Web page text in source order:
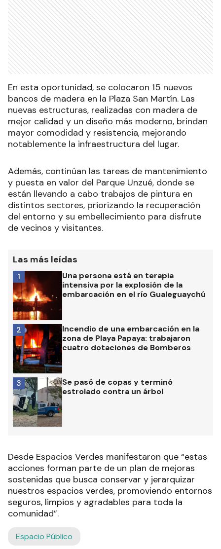
En esta oportunidad, se colocaron 15 nuevos
bancos de madera en la Plaza San Martín. Las
nuevas estructuras, realizadas con madera de
mejor calidad y un diseño más moderno, brindan
mayor comodidad y resistencia, mejorando
notablemente la infraestructura del lugar.
Además, continúan las tareas de mantenimiento
y puesta en valor del Parque Unzué, donde se
están llevando a cabo trabajos de pintura en
distintos sectores, priorizando la recuperación
del entorno y su embellecimiento para disfrute
de vecinos y visitantes.
Las más leídas
Una persona está en terapia
intensiva por la explosión de la
embarcación en el río Gualeguaychú
1
Incendio de una embarcación en la
zona de Playa Papaya: trabajaron
cuatro dotaciones de Bomberos
2
Se pasó de copas y terminó
estrolado contra un árbol
3
Desde Espacios Verdes manifestaron que “estas
acciones forman parte de un plan de mejoras
sostenidas que busca conservar y jerarquizar
nuestros espacios verdes, promoviendo entornos
seguros, limpios y agradables para toda la
comunidad”.
Espacio Público